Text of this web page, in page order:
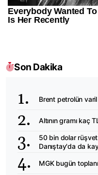
Son Dakika
Brent petrolün
Altının gramı kaç
50 bin dolar rüşvet
Danıştay'da da
MGK bugün